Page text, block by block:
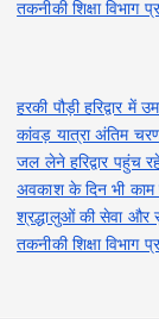
तकनीकी शिक्षा विभाग
हरकी पौड़ी हरिद्वार में
कांवड़ यात्रा अंतिम
जल लेने हरिद्वार पहुंच
अवकाश के दिन भी काम
श्रद्धालुओं की सेवा और
तकनीकी शिक्षा विभाग